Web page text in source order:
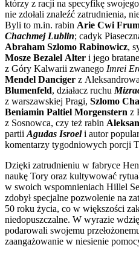
którzy z racji na specyfikę
nie zdołali znaleźć zatrudnienia,
Byli to m.in. rabin Arie Cwi
Chachmej Lublin; cadyk
Abraham Szlomo Rabinowicz,
Mosze Bezalel Alter i jego
z Góry Kalwarii zwanego Imrei
Mendel Danciger z
Blumenfeld, działacz ruchu
z warszawskiej Pragi, Szlomo
Beniamin Paltiel Morgenstern z
z Sosnowca, czy też rabin
partii Agudas Isroeli autor
komentarzy tygodniowych porcji
Dzięki zatrudnieniu w fabryce
naukę Tory oraz kultywować
w swoich wspomnieniach Hillel
zdobył specjalne pozwolenie na
50 roku życia, co w większości
niedopuszczalne. W wyrazie
podarowali swojemu
zaangażowanie w niesienie